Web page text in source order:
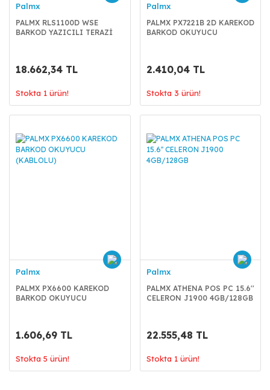
Palmx
PALMX RLS1100D WSE
BARKOD YAZICILI TERAZİ
18.662,34 TL
Stokta 1 ürün!
Palmx
PALMX PX7221B 2D KAREKOD
BARKOD OKUYUCU
2.410,04 TL
Stokta 3 ürün!
Palmx
PALMX PX6600 KAREKOD
BARKOD OKUYUCU
1.606,69 TL
Stokta 5 ürün!
Palmx
PALMX ATHENA POS PC 15.6''
CELERON J1900 4GB/128GB
22.555,48 TL
Stokta 1 ürün!